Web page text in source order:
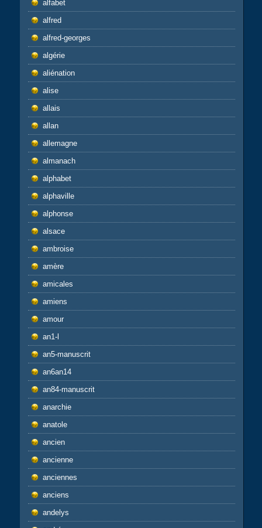
alfabet
alfred
alfred-georges
algérie
aliénation
alise
allais
allan
allemagne
almanach
alphabet
alphaville
alphonse
alsace
ambroise
amère
amicales
amiens
amour
an1-l
an5-manuscrit
an6an14
an84-manuscrit
anarchie
anatole
ancien
ancienne
anciennes
anciens
andelys